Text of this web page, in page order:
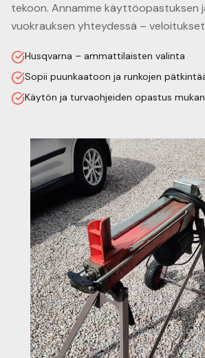
tekoon. Annamme käyttöopastuksen
vuokrauksen yhteydessä –
Husqvarna – ammattilaisten valinta
Sopii puunkaatoon ja runkojen
Käytön ja turvaohjeiden opastus